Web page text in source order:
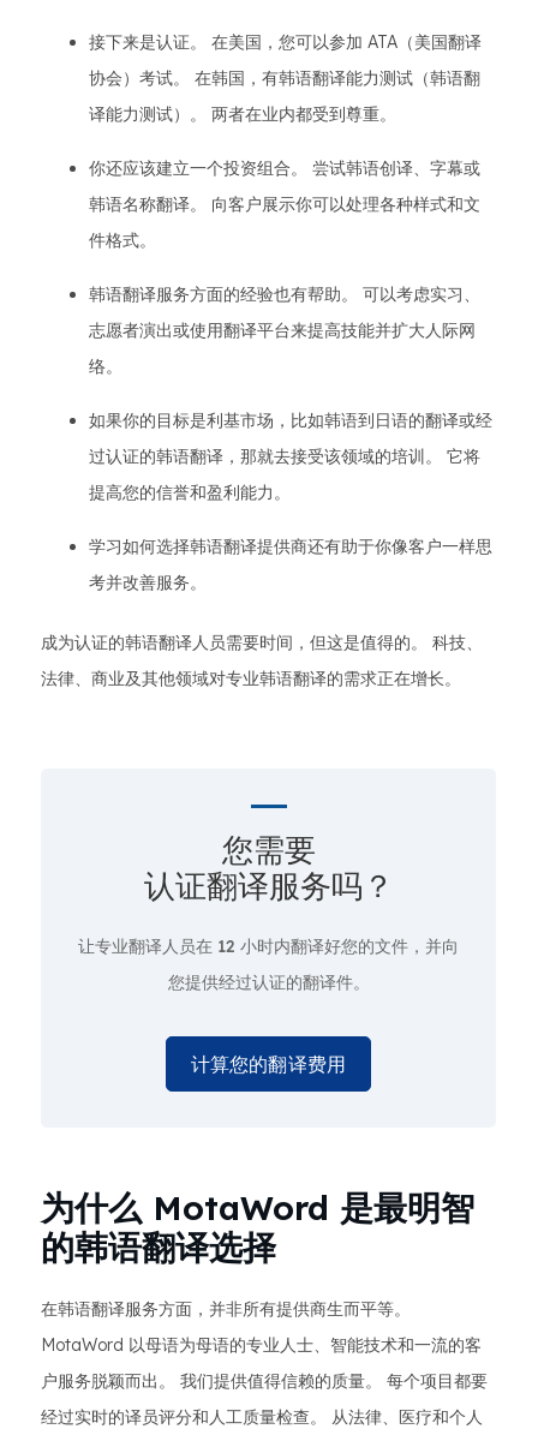
接下来是认证。 在美国，您可以参加 ATA（美国翻译
协会）考试。 在韩国，有韩语翻译能力测试（韩语翻
译能力测试）。 两者在业内都受到尊重。
你还应该建立一个投资组合。 尝试韩语创译、字幕或
韩语名称翻译。 向客户展示你可以处理各种样式和文
件格式。
韩语翻译服务方面的经验也有帮助。 可以考虑实习、
志愿者演出或使用翻译平台来提高技能并扩大人际网
络。
如果你的目标是利基市场，比如韩语到日语的翻译或经
过认证的韩语翻译，那就去接受该领域的培训。 它将
提高您的信誉和盈利能力。
学习如何选择韩语翻译提供商还有助于你像客户一样思
考并改善服务。
成为认证的韩语翻译人员需要时间，但这是值得的。 科技、
法律、商业及其他领域对专业韩语翻译的需求正在增长。
您需要
认证翻译服务吗？
让专业翻译人员在 12 小时内翻译好您的文件，并向
您提供经过认证的翻译件。
计算您的翻译费用
为什么 MotaWord 是最明智
的韩语翻译选择
在韩语翻译服务方面，并非所有提供商生而平等。
MotaWord 以母语为母语的专业人士、智能技术和一流的客
户服务脱颖而出。 我们提供值得信赖的质量。 每个项目都要
经过实时的译员评分和人工质量检查。 从法律、医疗和个人